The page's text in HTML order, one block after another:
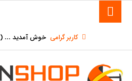
کاربر گرامی خوش آمدید ... (